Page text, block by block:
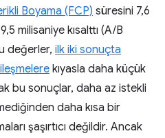
Boyama (FCP) süresini 7,6
milisaniye kısalttı (A/B
değerler, ilk iki sonuçta
kıyasla daha küçük
bu sonuçlar, daha az istekli
daha kısa bir
şaşırtıcı değildir. Ancak